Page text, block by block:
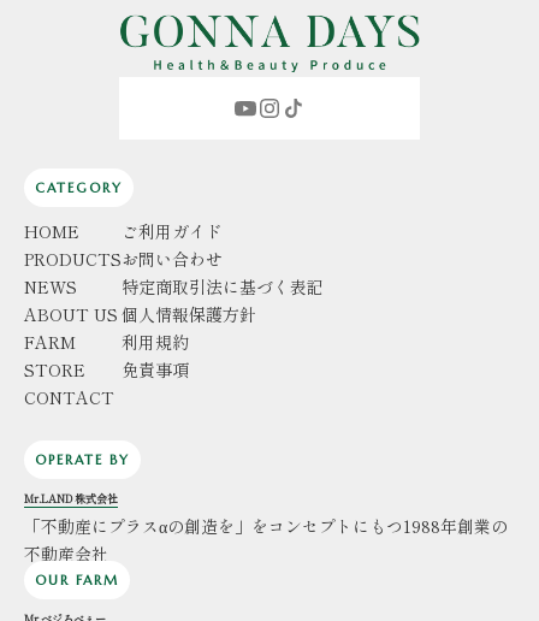
CATEGORY
HOME
PRODUCTS
NEWS
ABOUT US
FARM
STORE
CONTACT
ご利用ガイド
お問い合わせ
特定商取引法に基づく表記
個人情報保護方針
利用規約
免責事項
OPERATE BY
Mr.LAND 株式会社
「不動産にプラスαの創造を」をコンセプトにもつ1988年創業の
不動産会社
OUR FARM